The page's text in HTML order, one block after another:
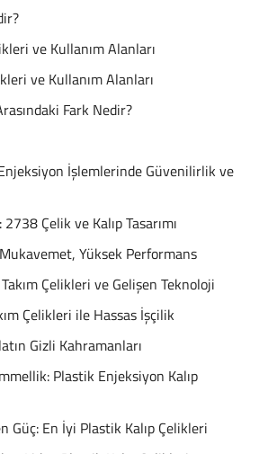
ve Kullanım Alanları
ve Kullanım Alanları
Fark Nedir?
İşlemlerinde Güvenilirlik ve
Çelik ve Kalıp Tasarımı
Yüksek Performans
Çelikleri ve Gelişen Teknoloji
Çelikleri ile Hassas İşçilik
Gizli Kahramanları
Plastik Enjeksiyon Kalıp
Güç: En İyi Plastik Kalıp Çelikleri